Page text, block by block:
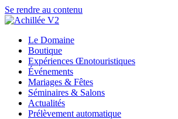
Se rendre au contenu
Le Domaine
Boutique
Expériences Œnotouristiques
Événements
Mariages & Fêtes
Séminaires & Salons
Actualités
Prélèvement automatique